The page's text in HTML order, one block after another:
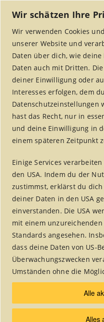
Wir schätzen Ihre
Wir verwenden Cookies
unserer Website und
Daten über dich, wie
Daten auch mit Dritten.
deiner Einwilligung oder
Interesses erfolgen, dem
Datenschutzeinstellungen
hast das Recht, nur in
und deine Einwilligung in
einem späteren Zeitpunkt
Einige Services
den USA. Indem du der
zustimmst, erklärst du
deiner Daten in den USA
einverstanden. Die USA
mit einem unzureichenden
Standards angesehen.
dass deine Daten von US-
Überwachungszwecken
Umständen ohne die
Alles
Alle
fair
Jahrgang 5
Home/fair handeln aktuell
fair handeln aktuell –
Die